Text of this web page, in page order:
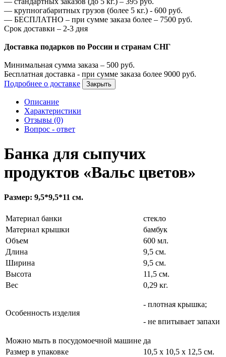
— крупногабаритных грузов (более 5 кг.) - 600 руб.
— БЕСПЛАТНО – при сумме заказа более – 7500 руб.
Срок доставки – 2-3 дня
Доставка подарков по России и странам СНГ
Минимальная сумма заказа – 500 руб.
Бесплатная доставка - при сумме заказа более 9000 руб.
Подробнее о доставке
Закрыть
Описание
Характеристики
Отзывы (0)
Вопрос - ответ
Банка для сыпучих
продуктов «Вальс цветов»
Размер: 9,5*9,5*11 см.
Материал банки
стекло
Материал крышки
бамбук
Объем
600 мл.
Длина
9,5 см.
Ширина
9,5 см.
Высота
11,5 см.
Вес
0,29 кг.
Особенность изделия
- плотная крышка;
- не впитывает запахи
Можно мыть в посудомоечной машине да
Размер в упаковке
10,5 х 10,5 х 12,5 см.